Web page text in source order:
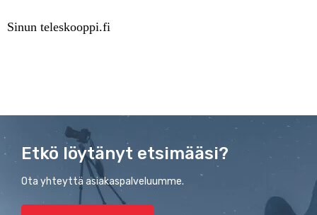
Sinun teleskooppi.fi
Etkö löytänyt etsimääsi?
Ota yhteyttä asiakaspalveluumme.